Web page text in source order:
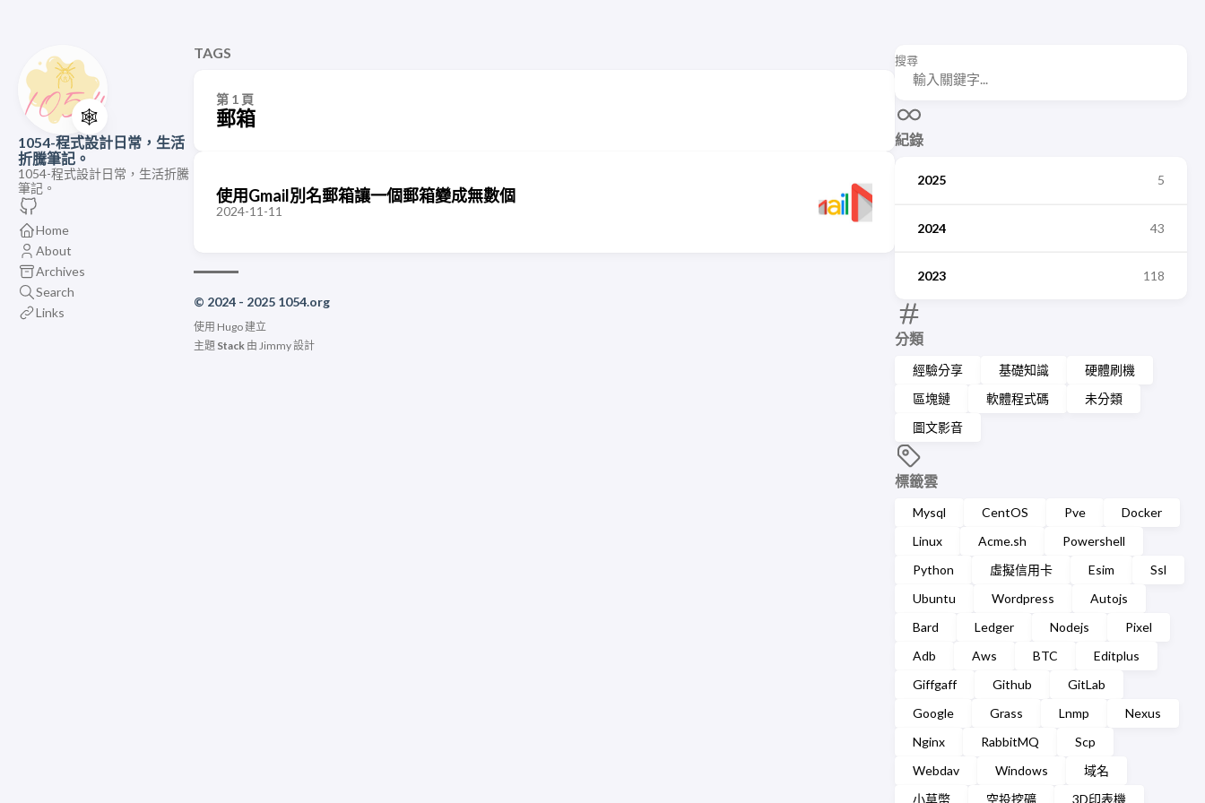
🕸️
1054-程式設計日常，生活
折騰筆記。
1054-程式設計日常，生活折騰
筆記。
Home
About
Archives
Search
Links
搜尋
紀錄
2025 5
2024 43
2023 118
分類
經驗分享 基礎知識
硬體刷機
區塊鏈
軟體程式碼
未分類
圖文影音
標籤雲
Mysql CentOS Pve
Docker
Linux
Acme.sh
Powershell
Python
虛擬信用卡 Esim
Ssl
Ubuntu
Wordpress
Autojs
Bard
Ledger Nodejs
Pixel
Adb
Aws BTC
Editplus
Giffgaff
Github
GitLab
Google
Grass Lnmp
Nexus
Nginx
RabbitMQ
Scp
Webdav
Windows
域名
小草幣
空投挖礦 3D印表機
TAGS
第 1 頁
郵箱
使用Gmail別名郵箱讓一個郵箱變成無數個
2024-11-11
© 2024 - 2025 1054.org
使用 Hugo建立
主題 Stack由 Jimmy設計